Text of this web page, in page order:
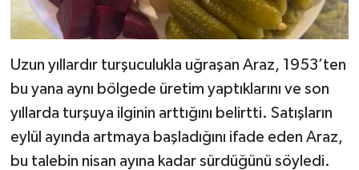
Uzun yıllardır turşuculukla uğraşan Araz, 1953’ten
bu yana aynı bölgede üretim yaptıklarını ve son
yıllarda turşuya ilginin arttığını belirtti. Satışların
eylül ayında artmaya başladığını ifade eden Araz,
bu talebin nisan ayına kadar sürdüğünü söyledi.